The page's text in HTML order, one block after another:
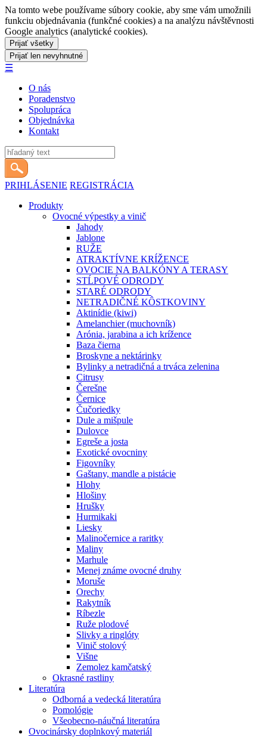
Na tomto webe používame súbory cookie, aby sme vám umožnili
funkciu objednávania (funkčné cookies) a na analýzu návštěvnosti
Google analytics (analytické cookies).
☰
O nás
Poradenstvo
Spolupráca
Objednávka
Kontakt
PRIHLÁSENIE REGISTRÁCIA
Produkty
Ovocné výpestky a vinič
Jahody
Jablone
RUŽE
ATRAKTÍVNE KRÍŽENCE
OVOCIE NA BALKÓNY A TERASY
STĹPOVÉ ODRODY
STARÉ ODRODY
NETRADIČNÉ KÔSTKOVINY
Aktinídie (kiwi)
Amelanchier (muchovník)
Arónia, jarabina a ich krížence
Baza čierna
Broskyne a nektárinky
Bylinky a netradičná a trváca zelenina
Citrusy
Čerešne
Černice
Čučoriedky
Dule a mišpule
Dulovce
Egreše a josta
Exotické ovocniny
Figovníky
Gaštany, mandle a pistácie
Hlohy
Hlošiny
Hrušky
Hurmikaki
Liesky
Malinočernice a raritky
Maliny
Marhule
Menej známe ovocné druhy
Moruše
Orechy
Rakytník
Ríbezle
Ruže plodové
Slivky a ringlóty
Vinič stolový
Višne
Zemolez kamčatský
Okrasné rastliny
Literatúra
Odborná a vedecká literatúra
Pomológie
Všeobecno-náučná literatúra
Ovocinársky doplnkový materiál